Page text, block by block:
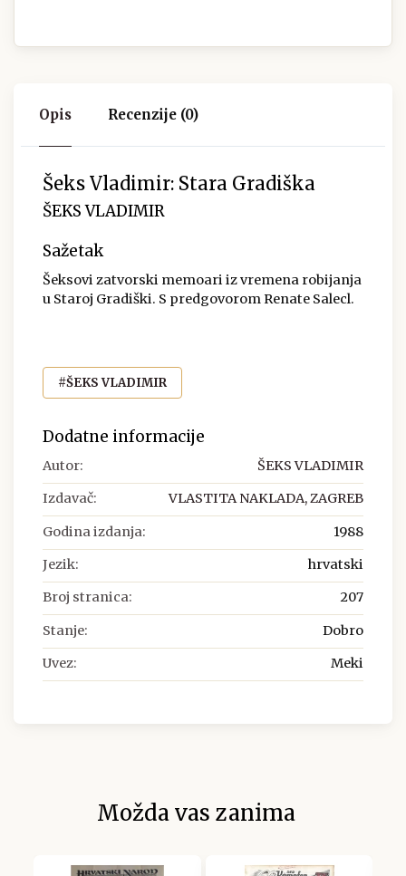
Opis Recenzije (0)
Šeks Vladimir: Stara Gradiška
ŠEKS VLADIMIR
Sažetak
Šeksovi zatvorski memoari iz vremena robijanja
u Staroj Gradiški. S predgovorom Renate Salecl.
#ŠEKS VLADIMIR
Dodatne informacije
Autor: ŠEKS VLADIMIR
Izdavač: VLASTITA NAKLADA, ZAGREB
Godina izdanja: 1988
Jezik: hrvatski
Broj stranica: 207
Stanje: Dobro
Uvez: Meki
Možda vas zanima